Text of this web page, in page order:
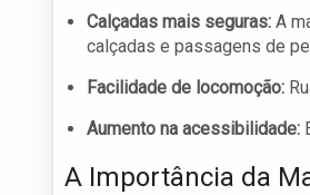
Calçadas mais seguras: A
calçadas e passagens de
Facilidade de locomoção:
Aumento na acessibilidade:
A Importância da